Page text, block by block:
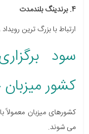
4. برندینگ بلندمدت
ارتباط با بزرگ ترین
سود
کشور
کشورهای میزبان معمولاً
می شوند.